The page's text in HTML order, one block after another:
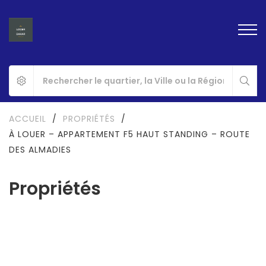
Propriétés
ACCUEIL / PROPRIÉTÉS
/
À LOUER – APPARTEMENT F5 HAUT STANDING – ROUTE
DES ALMADIES